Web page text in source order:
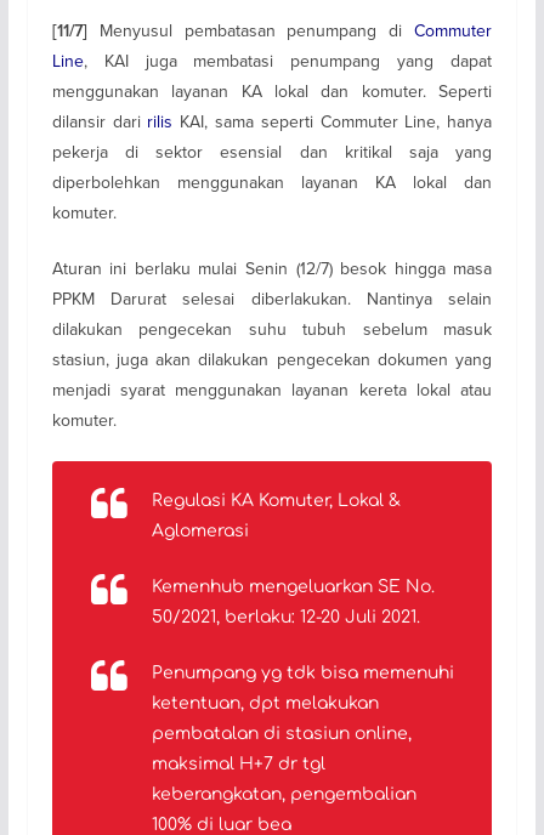
[11/7] Menyusul pembatasan penumpang diCommuter
Line, KAI juga membatasi penumpang yang dapat
menggunakan layanan KA lokal dan komuter. Seperti
dilansir dari rilis KAI, sama seperti Commuter Line, hanya
pekerja di sektor esensial dan kritikal saja yang
diperbolehkan menggunakan layanan KA lokal dan
komuter.
Aturan ini berlaku mulai Senin (12/7) besok hingga masa
PPKM Darurat selesai diberlakukan. Nantinya selain
dilakukan pengecekan suhu tubuh sebelum masuk
stasiun, juga akan dilakukan pengecekan dokumen yang
menjadi syarat menggunakan layanan kereta lokal atau
komuter.
Regulasi KA Komuter, Lokal &
Aglomerasi
Kemenhub mengeluarkan SE No.
50/2021, berlaku: 12-20 Juli 2021.
Penumpang yg tdk bisa memenuhi
ketentuan, dpt melakukan
pembatalan di stasiun online,
maksimal H+7 dr tgl
keberangkatan, pengembalian
100% di luar bea